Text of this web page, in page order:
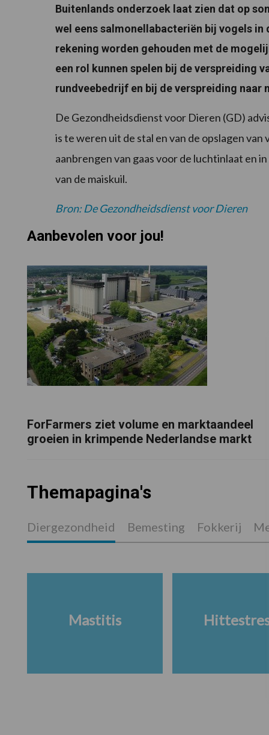
Buitenlands onderzoek laat zien dat op
wel eens salmonellabacteriën bij vogels
rekening worden gehouden met de
een rol kunnen spelen bij de verspreiding
rundveebedrijf en bij de verspreiding naar
De Gezondheidsdienst voor Dieren (GD)
is te weren uit de stal en van de opslagen
aanbrengen van gaas voor de luchtinlaat en
van de maiskuil.
Bron: De Gezondheidsdienst voor Dieren
Aanbevolen voor jou!
ForFarmers ziet volume en marktaandeel
groeien in krimpende Nederlandse markt
Themapagina's
Diergezondheid Bemesting Fokkerij
Mastitis